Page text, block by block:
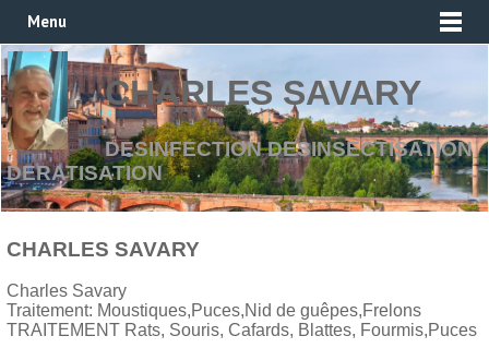
Menu
CHARLES SAVARY
DESINFECTION DESINSECTISATION
DERATISATION
CHARLES SAVARY
Charles Savary
Traitement: Moustiques,Puces,Nid de guêpes,Frelons
TRAITEMENT Rats, Souris, Cafards, Blattes, Fourmis,Puces